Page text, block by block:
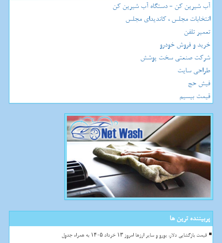
آب شیرین کن - دستگاه آب شیرین کن
انتخابات مجلس ، کاندیدای مجلس
تعمیر تلفن
خرید و فروش خودرو
شرکت صنعتی سخت پوشش
طراحی سایت
فیش حج
قیمت بیسیم
پربیننده ترین ها
قیمت بازگشایی دلار، یورو و سایر ارزها امروز ۱۳ خرداد ۱۴۰۵ به همراه جدول